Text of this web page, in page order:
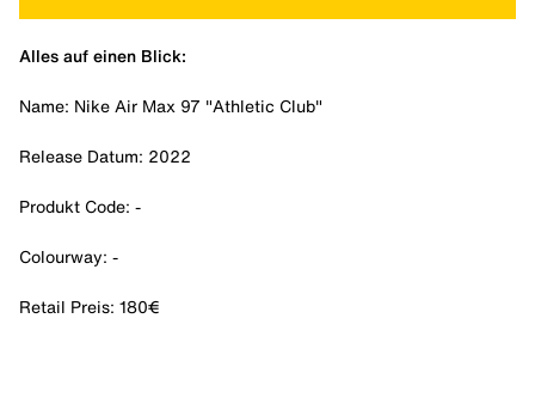
Alles auf einen Blick:
Name: Nike Air Max 97 "Athletic Club"
Release Datum: 2022
Produkt Code: -
Colourway: -
Retail Preis: 180€